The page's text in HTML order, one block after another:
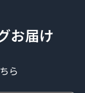
お届け
ら